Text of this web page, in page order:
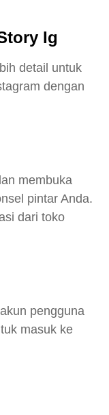
Ig
detail untuk
dengan
membuka
pintar Anda.
dari toko
pengguna
masuk ke